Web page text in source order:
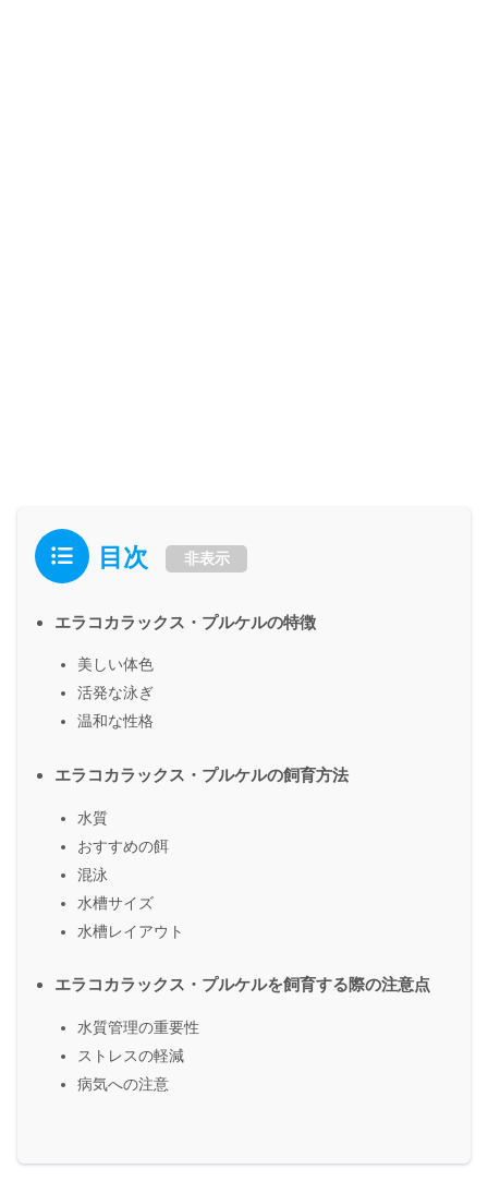
目次 非表示
エラコカラックス・プルケルの特徴
美しい体色
活発な泳ぎ
温和な性格
エラコカラックス・プルケルの飼育方法
水質
おすすめの餌
混泳
水槽サイズ
水槽レイアウト
エラコカラックス・プルケルを飼育する際の注意点
水質管理の重要性
ストレスの軽減
病気への注意